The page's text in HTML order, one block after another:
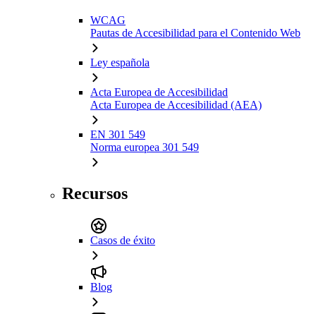
WCAG
Pautas de Accesibilidad para el Contenido Web
Ley española
Acta Europea de Accesibilidad
Acta Europea de Accesibilidad (AEA)
EN 301 549
Norma europea 301 549
Recursos
Casos de éxito
Blog